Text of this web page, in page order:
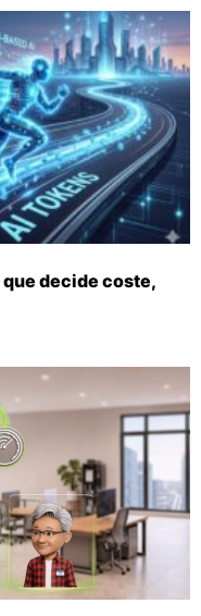
decide coste,